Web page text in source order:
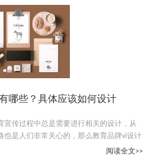
哪些？具体应该如何设计
宣传过程中总是需要进行相关的设计，从
也是人们非常关心的，那么教育品牌vi设计
阅读全文>>